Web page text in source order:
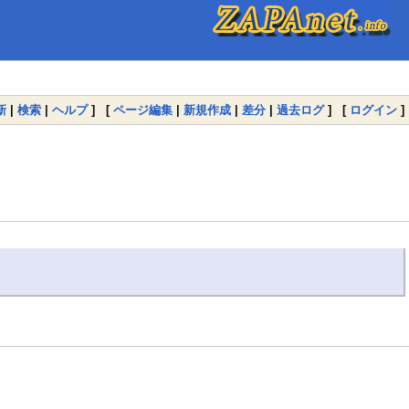
| 検索 | ヘルプ] [ ページ編集 | 新規作成 | 差分 | 過去ログ] [ ログイン ]